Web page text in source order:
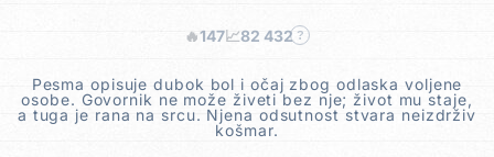
🔥147📈82 432 ?
Pesma opisuje dubok bol i očaj zbog odlaska voljene
osobe. Govornik ne može živeti bez nje; život mu staje,
a tuga je rana na srcu. Njena odsutnost stvara neizdrživ
košmar.